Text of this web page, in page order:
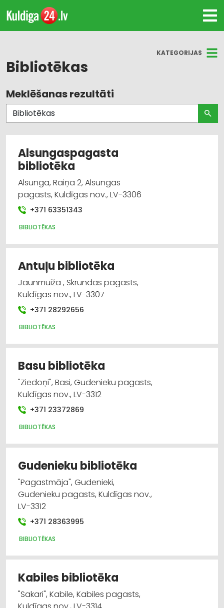
KATEGORIJAS
Bibliotēkas
Visas nozares
Bibliotēkas
Meklēšanas rezultāti
Alsungaspagasta
bibliotēka
Alsunga, Raiņa 2, Alsungas
pagasts, Kuldīgas nov., LV-3306
+371 63351343
BIBLIOTĒKAS
Antuļu bibliotēka
Jaunmuiža , Skrundas pagasts,
Kuldīgas nov., LV-3307
+371 28292656
BIBLIOTĒKAS
Basu bibliotēka
"Ziedoņi", Basi, Gudenieku pagasts,
Kuldīgas nov., LV-3312
+371 23372869
BIBLIOTĒKAS
Gudenieku bibliotēka
"Pagastmāja", Gudenieki,
Gudenieku pagasts, Kuldīgas nov.,
LV-3312
+371 28363995
BIBLIOTĒKAS
Kabiles bibliotēka
"Sakari", Kabile, Kabiles pagasts,